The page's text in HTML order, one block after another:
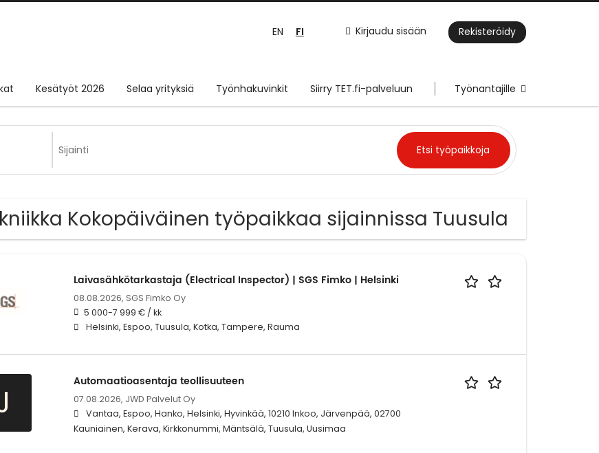
Kirjaudu sisään Rekisteröidy
EN FI
Kesätyöt 2026 Selaa yrityksiä Työnhakuvinkit Siirry TET.fi-palveluun Työnantajille
Kokopäiväinen työpaikkaa sijainnissa Tuusula
Laivasähkötarkastaja (Electrical Inspector) | SGS Fimko | Helsinki
08.08.2026, SGS Fimko Oy
5 000-7 999 € / kk
Helsinki, Espoo, Tuusula, Kotka, Tampere, Rauma
Automaatioasentaja teollisuuteen
07.08.2026, JWD Palvelut Oy
Vantaa, Espoo, Hanko, Helsinki, Hyvinkää, 10210 Inkoo, Järvenpää, 02700
Kauniainen, Kerava, Kirkkonummi, Mäntsälä, Tuusula, Uusimaa